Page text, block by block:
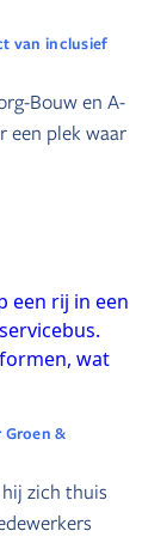
van inclusief
Bouw en A-
een plek waar
&
zich thuis